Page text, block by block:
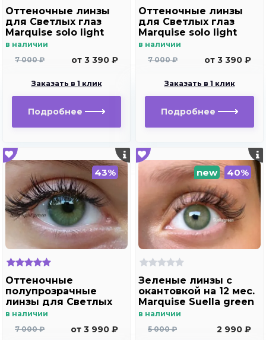
Оттеночные линзы
для Светлых глаз
Marquise solo light
aqua для
близорукости
в наличии
7 000 ₽
от 3 390 ₽
Заказать в 1 клик
Подробнее
Оттеночные линзы
для Светлых глаз
Marquise solo light
blue для
близорукости
в наличии
7 000 ₽
от 3 390 ₽
Заказать в 1 клик
Подробнее
43%
Оттеночные
полупрозрачные
линзы для Светлых
глаз Marquise solo
дальнозоркости и
в наличии
7 000 ₽
от 3 990 ₽
new 40%
Зеленые линзы c
окантовкой на 12 мес.
Marquise Suella green
для светлых глаз
в наличии
5 000 ₽
2 990 ₽